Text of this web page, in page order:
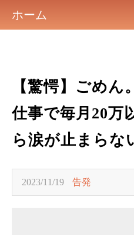
ホーム
【驚愕】ごめ
仕事で毎月20万
ら涙が止まらな
2023/11/19 告発